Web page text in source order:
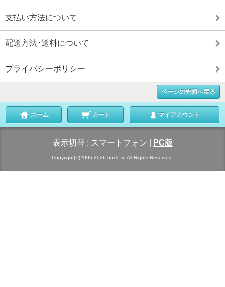
支払い方法について
配送方法･送料について
プライバシーポリシー
ページの先頭へ戻る
ホーム カート マイアカウント
表示切替 : スマートフォン PC版
Copyright(C)2006-2026 huck-fin All Rights Reserved.